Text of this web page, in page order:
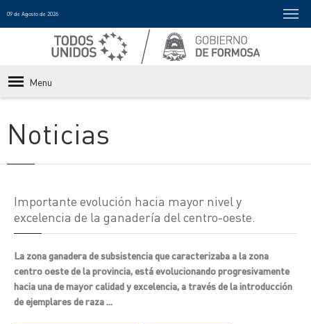
09 de Agosto de 2026
Menu
Noticias
Importante evolución hacia mayor nivel y
excelencia de la ganadería del centro-oeste.
La zona ganadera de subsistencia que caracterizaba a la zona
centro oeste de la provincia, está evolucionando progresivamente
hacia una de mayor calidad y excelencia, a través de la introducción
de ejemplares de raza ...